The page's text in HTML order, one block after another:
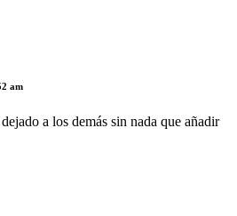
am
a los demás sin nada que añadir